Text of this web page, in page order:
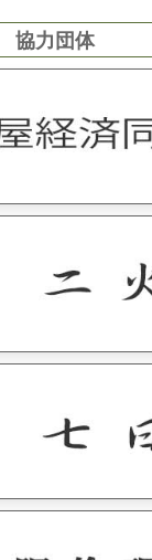
協力団体